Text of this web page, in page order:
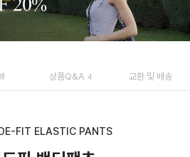
상품Q&A 4 교환 및 배송
FIT ELASTIC PANTS